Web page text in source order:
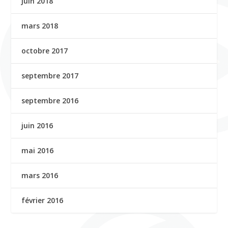
mars 2018
octobre 2017
septembre 2017
septembre 2016
juin 2016
mai 2016
mars 2016
février 2016